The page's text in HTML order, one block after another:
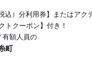
込）分利用券】またはアク
トクーポン】付き！
有額人員の
町